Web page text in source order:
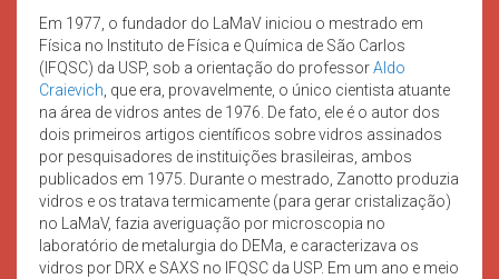
Em 1977, o fundador do LaMaV iniciou o mestrado em
Física no Instituto de Física e Química de São Carlos
(IFQSC) da USP, sob a orientação do professorAldo
Craievich , que era, provavelmente, o único cientista atuante
na área de vidros antes de 1976. De fato, ele é o autor dos
dois primeiros artigos científicos sobre vidros assinados
por pesquisadores de instituições brasileiras, ambos
publicados em 1975. Durante o mestrado, Zanotto produzia
vidros e os tratava termicamente (para gerar cristalização)
no LaMaV, fazia averiguação por microscopia no
laboratório de metalurgia do DEMa, e caracterizava os
vidros por DRX e SAXS no IFQSC da USP. Em um ano e meio